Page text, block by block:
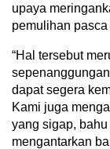
upaya
pemulihan pasca
“Hal tersebut
dapat segera
Kami juga
yang sigap,
mengantarkan